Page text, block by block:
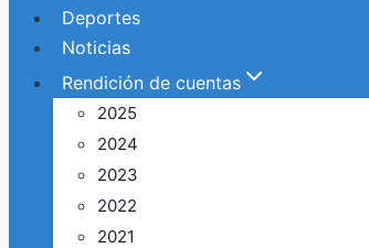
Deportes
Noticias
Rendición de cuentas
2025
2024
2023
2022
2021